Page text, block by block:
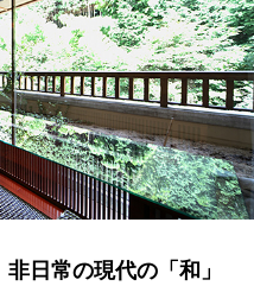
日常の現代の「和」